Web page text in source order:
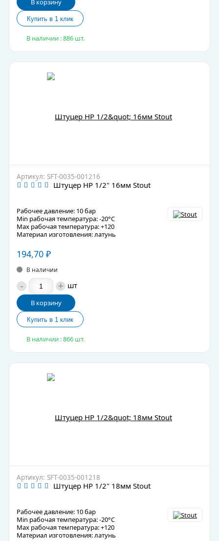
В корзину
В наличии : 886 шт.
Артикул: SFT-0035-001216
Штуцер НР 1/2" 16мм Stout
Рабочее давление: 10 бар
Min рабочая температура: -20°C
Max рабочая температура: +120
Материал изготовления: латунь
194,70 ₽
В наличии
- + шт
В корзину
В наличии : 866 шт.
Артикул: SFT-0035-001218
Штуцер НР 1/2" 18мм Stout
Рабочее давление: 10 бар
Min рабочая температура: -20°C
Max рабочая температура: +120
Материал изготовления: латунь